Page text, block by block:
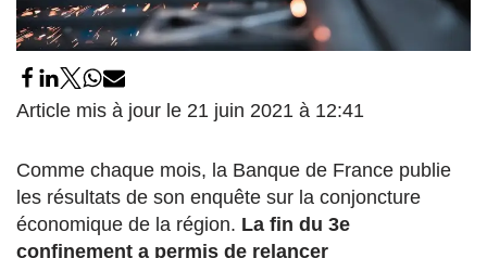
Article mis à jour le 21 juin 2021 à 12:41
Comme chaque mois, la Banque de France publie
les résultats de son enquête sur la conjoncture
économique de la région. La fin du 3e
confinement a permis de relancer